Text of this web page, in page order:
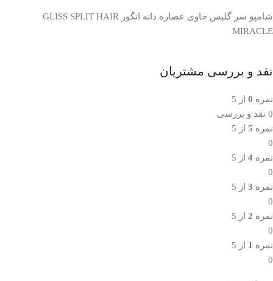
شامپو سر گلیس حاوی عصاره دانه انگور GLISS SPLIT HAIR
MIRACLE
نقد و بررسی مشتریان
نمره 0 از 5
0 نقد و بررسی
نمره 5 از 5
0
نمره 4 از 5
0
نمره 3 از 5
0
نمره 2 از 5
0
نمره 1 از 5
0